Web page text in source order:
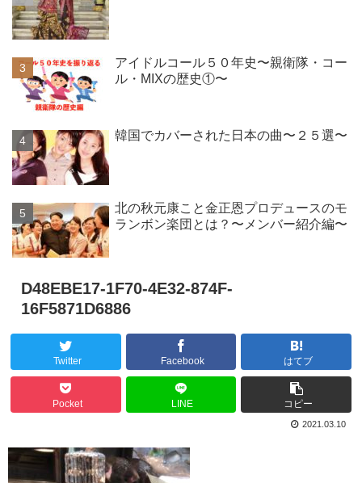
アイドルコール５０年史〜親衛隊・コー
ル・MIXの歴史①〜
韓国でカバーされた日本の曲〜２５選〜
北の秋元康こと金正恩プロデュースのモ
ランボン楽団とは？〜メンバー紹介編〜
D48EBE17-1F70-4E32-874F-
16F5871D6886
Twitter Facebook はてブ
Pocket LINE コピー
2021.03.10